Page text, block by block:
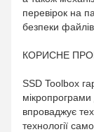
перевірок на
безпеки файлів.
КОРИСНЕ
SSD Toolbox
мікропрограми
впроваджує
технології